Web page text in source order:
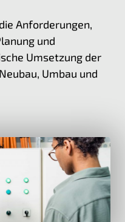
An­forderungen,
und
Umsetzung der
Umbau und